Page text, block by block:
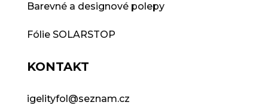
Barevné a designové polepy
Fólie SOLARSTOP
KONTAKT
igelityfol@seznam.cz